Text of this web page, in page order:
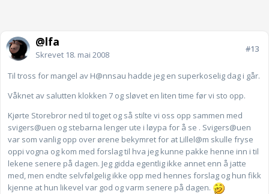
@lfa
Skrevet 18. mai 2008
#13
Til tross for mangel av H@nnsau hadde jeg en superkoselig dag i går.
Våknet av salutten klokken 7 og sløvet en liten time før vi sto opp.
Kjørte Storebror ned til toget og så stilte vi oss opp sammen med
svigers@uen og stebarna lenger ute i løypa for å se . Svigers@uen
var som vanlig opp over ørene bekymret for at Lillel@m skulle fryse
oppi vogna og kom med forslag til hva jeg kunne pakke henne inn i til
lekene senere på dagen. Jeg gidda egentlig ikke annet enn å jatte
med, men endte selvfølgelig ikke opp med hennes forslag og hun fikk
kjenne at hun likevel var god og varm senere på dagen.